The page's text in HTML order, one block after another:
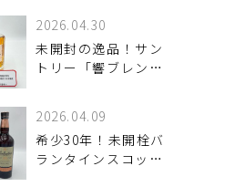
2026.04.30
未開封の逸品！サン
トリー「響ブレンダ
2026.04.09
希少30年！未開栓バ
ランタインスコッチ